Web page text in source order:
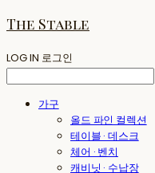
The Stable
LOG IN 로그인
가구
올드 파인 컬렉션
테이블 · 데스크
체어 · 벤치
캐비닛 · 수납장